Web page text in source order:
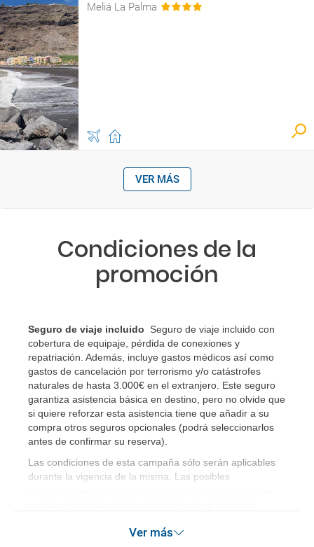
Meliá La Palma
VER MÁS
Condiciones de la
promoción
Seguro de viaje incluido
Seguro de viaje incluido con
cobertura de equipaje, pérdida de conexiones y
repatriación. Además, incluye gastos médicos así como
gastos de cancelación por terrorismo y/o catástrofes
naturales de hasta 3.000€ en el extranjero. Este seguro
garantiza asistencia básica en destino, pero no olvide que
si quiere reforzar esta asistencia tiene que añadir a su
compra otros seguros opcionales (podrá seleccionarlos
antes de confirmar su reserva)
Las condiciones de esta campaña sólo serán aplicables
durante la vigencia de la misma. Las posibles
Ver más